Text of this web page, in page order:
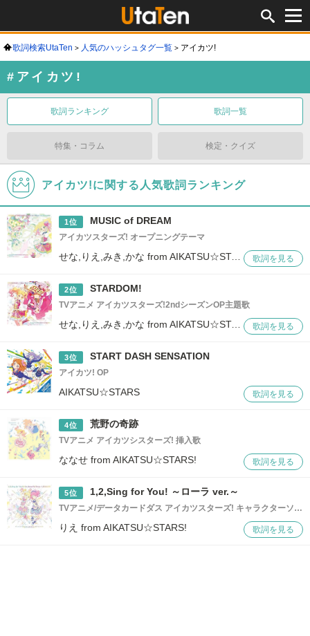
歌詞検索UtaTen 人気のハッシュタグ一覧 アイカツ!
#アイカツ!
歌詞ランキング 歌詞一覧
特集・コラム 検定・クイズ
アイカツ!に関する人気歌詞ランキング
1位 MUSIC of DREAM
アイカツスターズ! オープニングテーマ
せな,りえ,みき,かな from AIKATSU☆STARS! 歌詞を見る
2位 STARDOM!
TVアニメ アイカツスターズ!2ndシーズンOP主題歌
せな,りえ,みき,かな from AIKATSU☆STARS! 歌詞を見る
3位 START DASH SENSATION
アイカツ! OP
AIKATSU☆STARS 歌詞を見る
4位 荒野の奇跡
TVアニメ アイカツシスターズ! 挿入歌
ななせ from AIKATSU☆STARS! 歌詞を見る
5位 1,2,Sing for You! ～ローラ ver.～
TVアニメ/データカードダス アイカツスターズ! キャラクターソング
りえ from AIKATSU☆STARS! 歌詞を見る